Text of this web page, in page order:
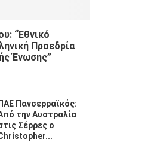
“Εθνικό
Προεδρία
Ένωσης”
Πανσερραϊκός:
την Αυστραλία
Σέρρες ο